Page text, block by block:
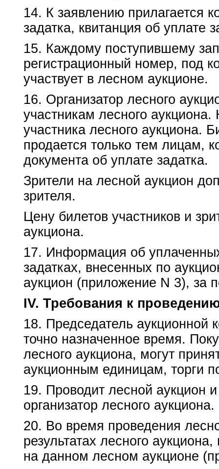
14. К заявлению прилагается
задатка, квитанция об уплате
15. Каждому поступившему
регистрационный номер, под
участвует в лесном аукционе.
16. Организатор лесного
участникам лесного
участника лесного аукциона.
продается только тем лицам,
документа об уплате задатка.
Зрители на лесной аукцион
зрителя.
Цену билетов участников и
аукциона.
17. Информация об
задатках, внесенных по
аукцион (приложение N 3), за
IV. Требования к
18. Председатель аукционной
точно назначенное время.
лесного аукциона, могут
аукционным единицам, торги
19. Проводит лесной аукцион
организатор лесного аукциона.
20. Во время проведения
результатах лесного
на данном лесном аукционе